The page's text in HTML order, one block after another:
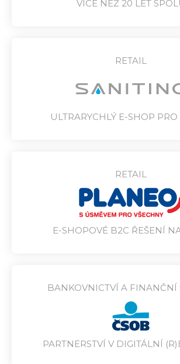
VÍCE NEŽ 20 LET
RETAIL
ULTRARYCHLÝ E-SHOP
RETAIL
E-SHOPOVÉ B2C ŘEŠENÍ
BANKOVNICTVÍ A FINANČNÍ
PARTNERSTVÍ V DIGITÁLNÍ